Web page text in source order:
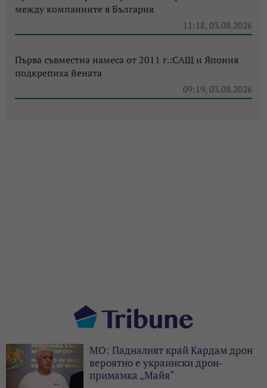
между компаниите в България
11:18, 03.08.2026
Първа съвместна намеса от 2011 г.:САЩ и Япония
подкрепиха йената
09:19, 03.08.2026
МО: Падналият край Кардам дрон
вероятно е украински дрон-
примамка „Майя“